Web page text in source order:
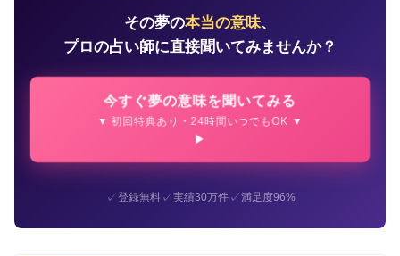
その夢の本当の意味、
プロの占い師に直接聞いてみませんか？
今すぐ夢の意味を聞いてみる
▼ 初回特典あり・24時間いつでもOK ▼
✓登録無料✓実績30万件✓満足度96%